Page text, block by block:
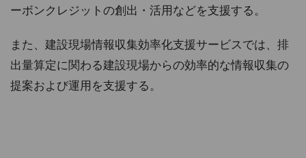
ーボンクレジットの創出・活用などを支援する。
また、建設現場情報収集効率化支援サービスでは、排
出量算定に関わる建設現場からの効率的な情報収集の
提案および運用を支援する。